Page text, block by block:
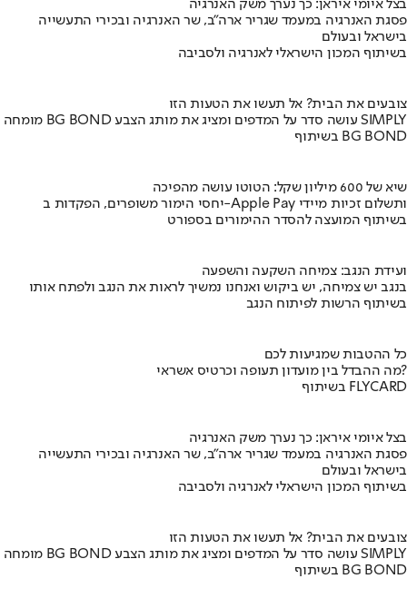
בצל איומי איראן: כך נערך משק האנרגיה
פסגת האנרגיה במעמד שגריר ארה"ב, שר האנרגיה ובכירי התעשייה
בישראל ובעולם
בשיתוף המכון הישראלי לאנרגיה ולסביבה
צובעים את הבית? אל תעשו את הטעות הזו
מומחה BG BOND עושה סדר על המדפים ומציג את מותג הצבע SIMPLY
בשיתוף BG BOND
שיא של 600 מיליון שקל: הטוטו עושה מהפיכה
יחסי הימור משופרים, הפקדות ב-Apple Pay ותשלום זכיות מיידי
בשיתוף המועצה להסדר ההימורים בספורט
ועידת הנגב: צמיחה השקעה והשפעה
בנגב יש צמיחה, יש ביקוש ואנחנו נמשיך לראות את הנגב ולפתח אותו
בשיתוף הרשות לפיתוח הנגב
כל ההטבות שמגיעות לכם
מה ההבדל בין מועדון תעופה וכרטיס אשראי?
בשיתוף FLYCARD
בצל איומי איראן: כך נערך משק האנרגיה
פסגת האנרגיה במעמד שגריר ארה"ב, שר האנרגיה ובכירי התעשייה
בישראל ובעולם
בשיתוף המכון הישראלי לאנרגיה ולסביבה
צובעים את הבית? אל תעשו את הטעות הזו
מומחה BG BOND עושה סדר על המדפים ומציג את מותג הצבע SIMPLY
בשיתוף BG BOND